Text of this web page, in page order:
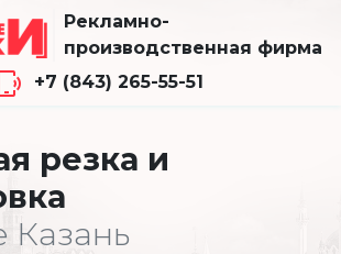
Рекламно-
производственная фирма
+7 (843) 265-55-51
резка и
Казань